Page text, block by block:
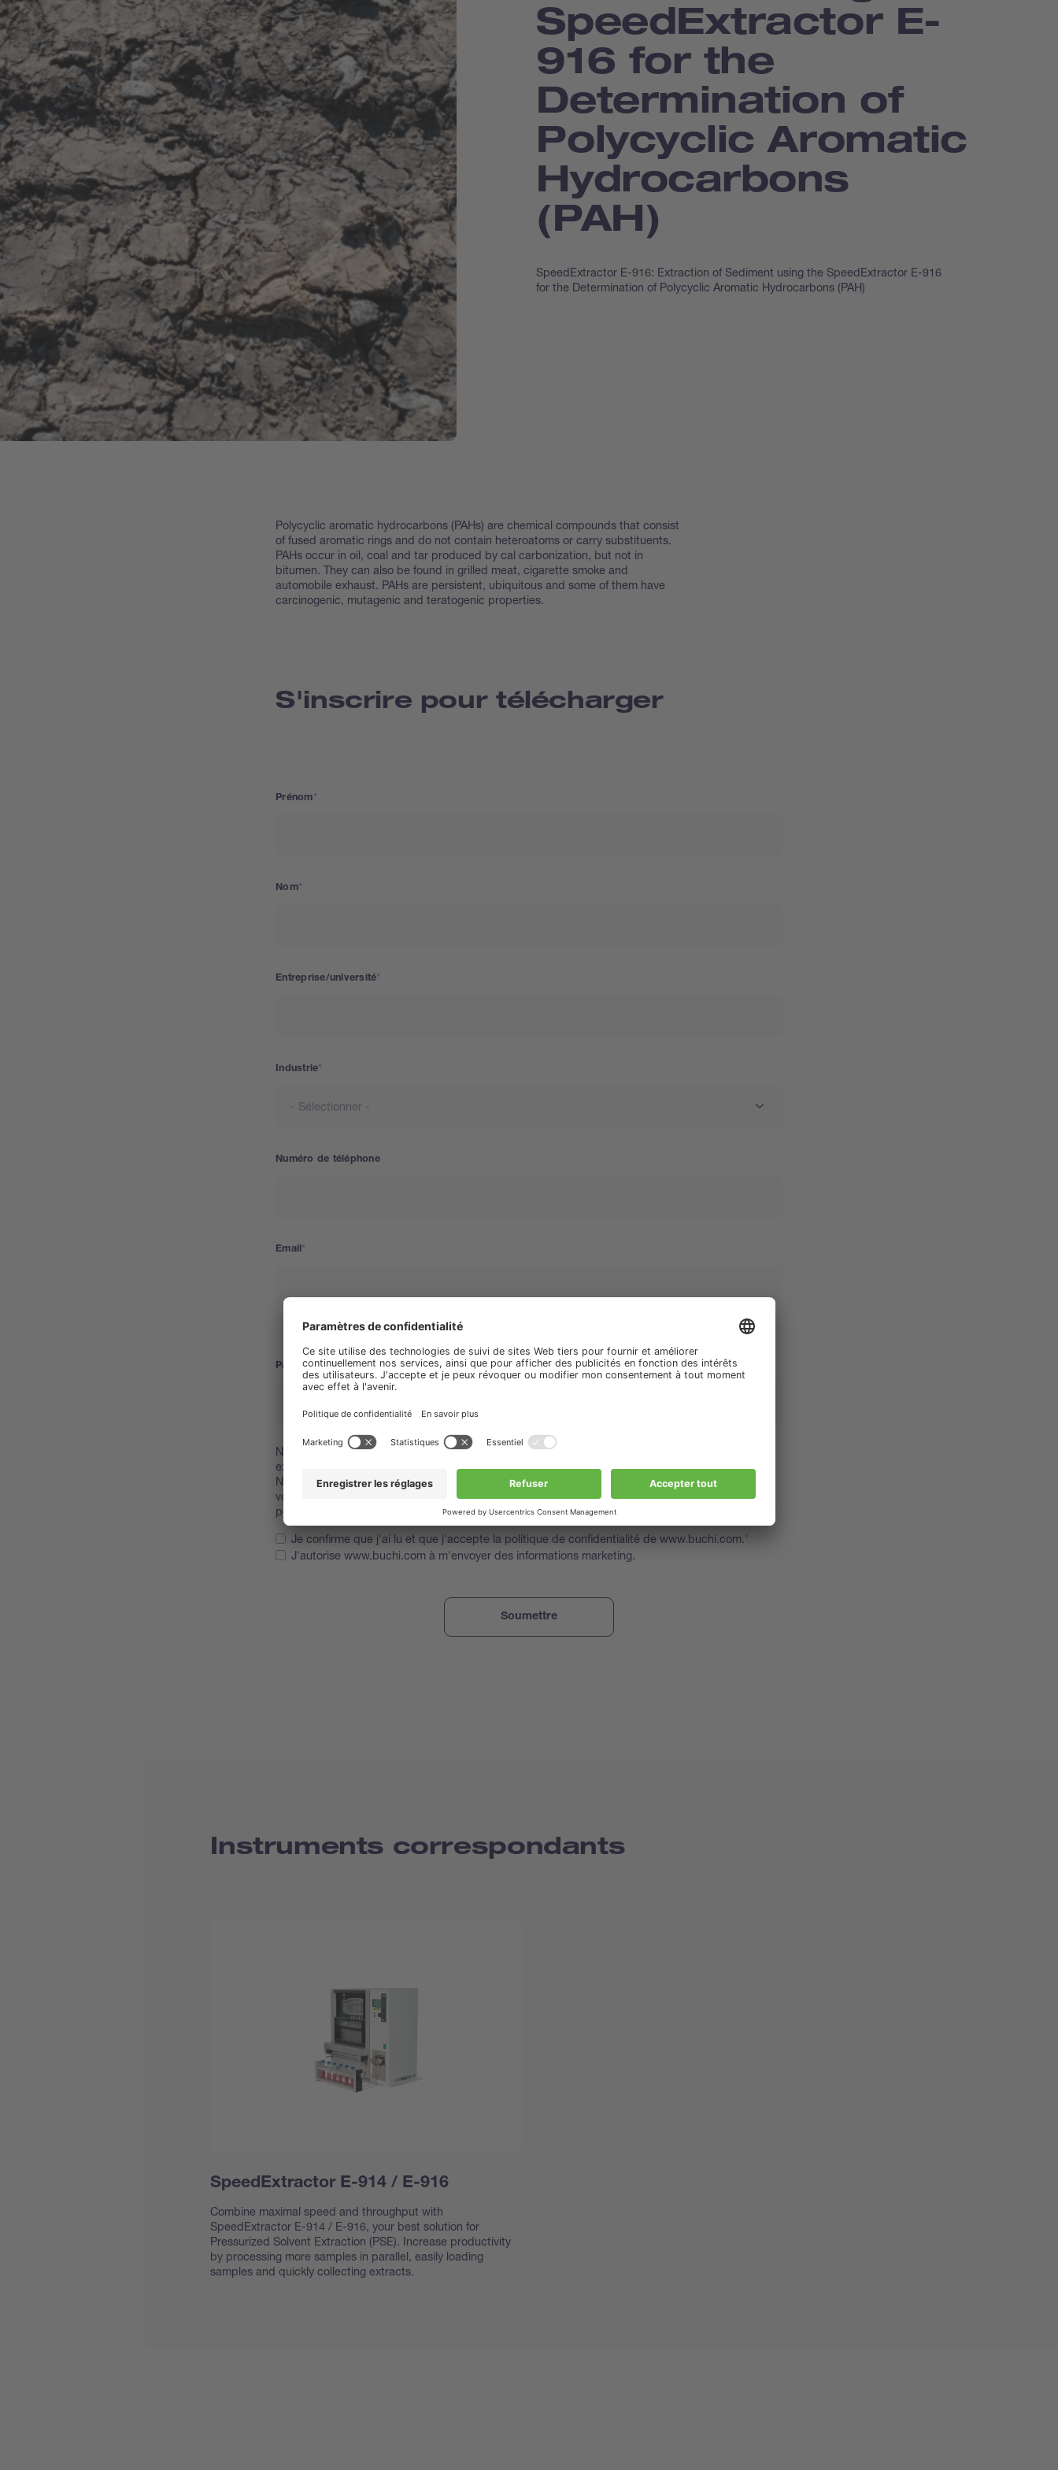
Speed­Extractor E-
916 for the
Determination of
Polycyclic Aromatic
Hydrocarbons
(PAH)
SpeedExtractor E-916: Extraction of Sediment using the SpeedExtractor E-916
for the Determination of Polycyclic Aromatic Hydrocarbons (PAH)
Polycyclic aromatic hydrocarbons (PAHs) are chemical compounds that consist
of fused aromatic rings and do not contain heteroatoms or carry substituents.
PAHs occur in oil, coal and tar produced by cal carbonization, but not in
bitumen. They can also be found in grilled meat, cigarette smoke and
automobile exhaust. PAHs are persistent, ubiquitous and some of them have
carcinogenic, mutagenic and teratogenic properties.
S'inscrire pour télécharger
Prénom
Nom
Entreprise/université
Industrie
Numéro de téléphone
Email
Pays
Pays
Nous aimerions vous envoyer à l'avenir d'autres informations susceptibles de vous intéresser, par
exemple des notes d'application, des guides, des invitations à des webinars et à des séminaires.
Nous vous demandons donc de nous donner votre accord pour rester en contact. Vous pouvez
vous renseigner sur vos droits et sur la manière dont nous utilisons et traitons vos informations
personnelles dans notre
politique de confidentialité.
Je confirme que j'ai lu et que j'accepte la politique de confidentialité de www.buchi.com.
J'autorise www.buchi.com à m'envoyer des informations marketing.
Instruments correspondants
SpeedExtractor E-914 / E-916
Combine maximal speed and throughput with
SpeedExtractor E-914 / E-916, your best solution for
Pressurized Solvent Extraction (PSE). Increase productivity
by processing more samples in parallel, easily loading
samples and quickly collecting extracts.